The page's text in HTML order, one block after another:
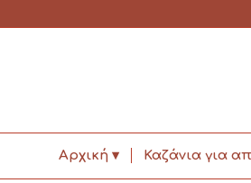
Αρχική Καζάνια για